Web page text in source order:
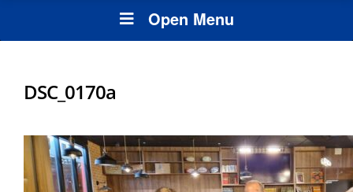
Open Menu
DSC_0170a